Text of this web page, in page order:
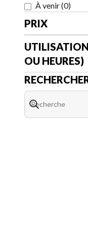
À venir(0)
PRIX
OU HEURES)